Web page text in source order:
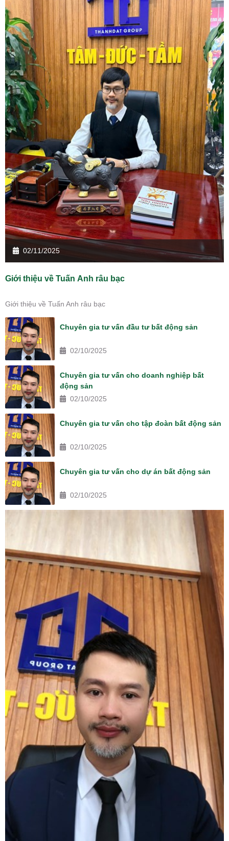
02/11/2025
Giới thiệu về Tuấn Anh râu bạc
Giới thiệu về Tuấn Anh râu bạc
Chuyên gia tư vấn đầu tư bất động sản
02/10/2025
Chuyên gia tư vấn cho doanh nghiệp bất
động sản
02/10/2025
Chuyên gia tư vấn cho tập đoàn bất động sản
02/10/2025
Chuyên gia tư vấn cho dự án bất động sản
02/10/2025